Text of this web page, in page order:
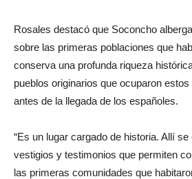
Rosales destacó que Soconcho
sobre las primeras poblaciones que
conserva una profunda riqueza
pueblos originarios que ocuparon
antes de la llegada de los españoles.
“Es un lugar cargado de historia. Allí
vestigios y testimonios que permiten
las primeras comunidades que